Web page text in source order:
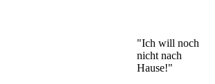
"Ich will noch
nicht nach
Hause!"